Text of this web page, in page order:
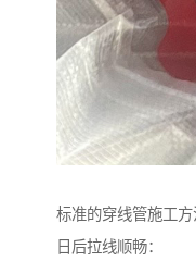
标准的穿线管施工
日后拉线顺畅：